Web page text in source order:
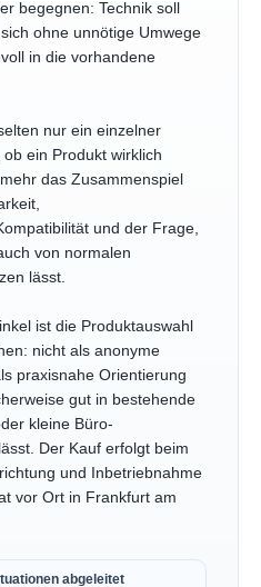
begegnen: Technik soll
ohne unnötige Umwege
in die vorhandene
nur ein einzelner
ein Produkt wirklich
das Zusammenspiel
und der Frage,
von normalen
lässt.
ist die Produktauswahl
nicht als anonyme
praxisnahe Orientierung
gut in bestehende
kleine Büro-
Der Kauf erfolgt beim
und Inbetriebnahme
vor Ort in Frankfurt am
abgeleitet